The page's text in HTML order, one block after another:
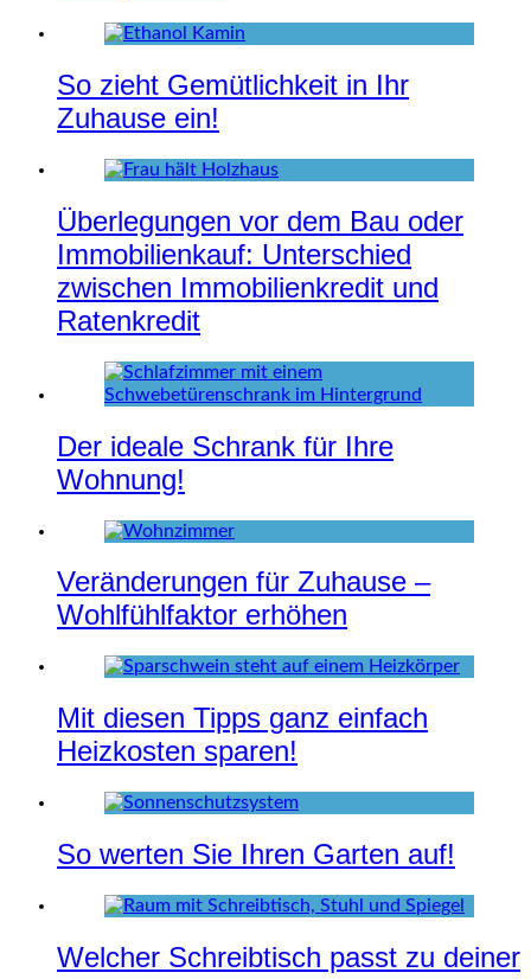
So zieht Gemütlichkeit in Ihr
Zuhause ein!
Überlegungen vor dem Bau oder
Immobilienkauf: Unterschied
zwischen Immobilienkredit und
Ratenkredit
Der ideale Schrank für Ihre
Wohnung!
Veränderungen für Zuhause –
Wohlfühlfaktor erhöhen
Mit diesen Tipps ganz einfach
Heizkosten sparen!
So werten Sie Ihren Garten auf!
Welcher Schreibtisch passt zu deiner